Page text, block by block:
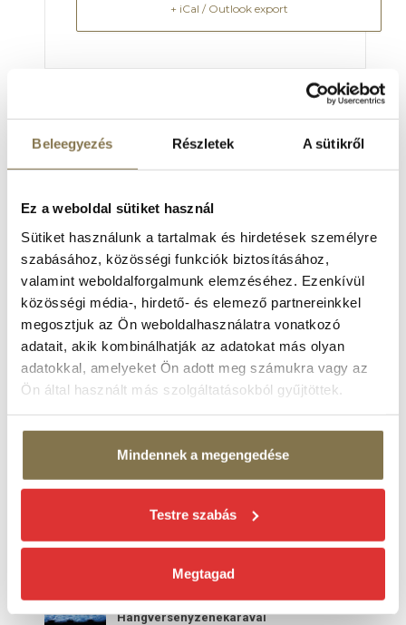
Beleegyezés Részletek A sütikről
Ez a weboldal sütiket használ
Sütiket használunk a tartalmak és hirdetések személyre
szabásához, közösségi funkciók biztosításához,
valamint weboldalforgalmunk elemzéséhez. Ezenkívül
közösségi média-, hirdető- és elemező partnereinkkel
megosztjuk az Ön weboldalhasználatra vonatkozó
adatait, akik kombinálhatják az adatokat más olyan
adatokkal, amelyeket Ön adott meg számukra vagy az
Ön által használt más szolgáltatásokból gyűjtöttek.
Mindennek a megengedése
Testre szabás
Megtagad
+ iCal / Outlook export
HÍRLEVÉL FELIRATKOZÁS
AUGUSZTUS 2026
2026. AUG 08.
EGY NYÁRI ESTE Kökény Attila & Rakonczai
Viktor koncert
Margitszigeti Szabadtéri Színpad
2026. AUG 13.
Verdi:
opera
Verdi:
Margitszigeti Szabadtéri Színpad
2026. AUG 19.
CIGÁNYZENEKAR
Hangversenyzenekarával